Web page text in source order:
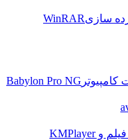
WinRAR
Babylon Pro NG
وKMPlayer